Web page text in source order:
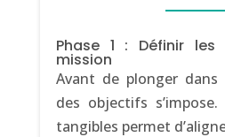
Phase 1 : Définir
mission
Avant de plonger dans
des objectifs
tangibles permet